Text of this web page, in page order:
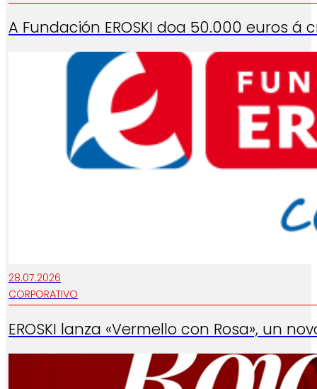
A Fundación EROSKI doa 50.000 euros
28.07.2026
CORPORATIVO
EROSKI lanza «Vermello con Rosa», un